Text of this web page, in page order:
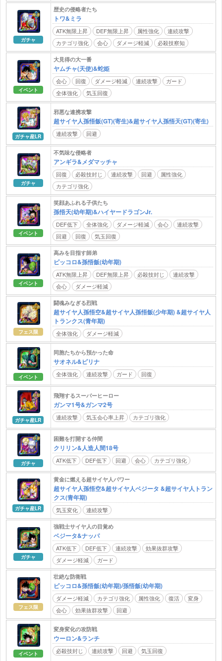
ガチャ
歴史の侵略者たち
トワ&ミラ
ATK無限上昇 DEF無限上昇 属性強化
連続攻撃
カテゴリ強化
会心 ダメージ軽減 必殺技察知
イベント
大見得の大一番
ヤムチャ(天使)&蛇姫
会心 回復 ダメージ軽減 連続攻撃
ガード
全体強化
気玉回復
ガチャ産LR
邪悪な連携攻撃
超サイヤ人孫悟飯(GT)(寄生)&超サイヤ人孫悟天(GT)(寄生)
連続攻撃 回避
ガチャ
不気味な侵略者
アンギラ&メダマッチャ
回復 必殺技封じ 連続攻撃 回避
属性強化
カテゴリ強化
イベント
笑顔あふれる子供たち
孫悟天(幼年期)&ハイヤードラゴンJr.
DEF低下 全体強化 ダメージ軽減 会心
連続攻撃
回避
回復 気玉回復
イベント
高みを目指す師弟
ピッコロ&孫悟飯(幼年期)
ATK無限上昇 DEF無限上昇 必殺技封じ
連続攻撃
会心
ダメージ軽減
フェス限
闘魂みなぎる烈戦
超サイヤ人孫悟空&超サイヤ人孫悟飯(少年期) &超サイヤ人
トランクス(青年期)
全体強化 ダメージ軽減
イベント
同胞たちから預かった命
サオネル&ピリナ
全体強化 連続攻撃 ガード 回復
ガチャ産LR
飛翔するスーパーヒーロー
ガンマ1号&ガンマ2号
連続攻撃 気玉会心率上昇 カテゴリ強化
ガチャ
困難を打開する仲間
クリリン&人造人間18号
ATK低下 DEF低下 回避 会心 カテゴリ強化
ガチャ産LR
黄金に燃える超サイヤ人パワー
超サイヤ人孫悟空&超サイヤ人ベジータ &超サイヤ人トラン
クス(青年期)
気玉変化 連続攻撃
ガチャ
強戦士サイヤ人の目覚め
ベジータ&ナッパ
ATK低下 DEF低下 連続攻撃
効果抜群攻撃
ダメージ軽減
ガード
フェス限
壮絶な防衛戦
ピッコロ&孫悟飯(幼年期)/孫悟飯(幼年期)
ダメージ軽減 カテゴリ強化 属性強化 復活
変身
会心
効果抜群攻撃 回避
イベント
変身変化の攻防戦
ウーロン&ランチ
必殺技封じ 連続攻撃 回避 気玉回復